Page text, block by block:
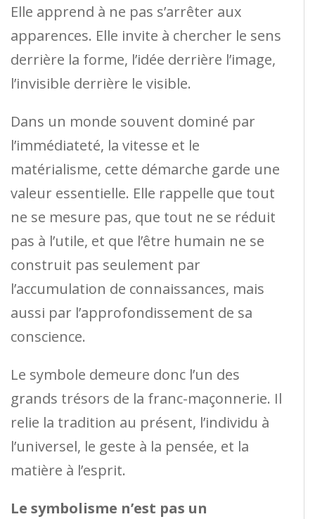
Elle apprend à ne pas s’arrêter aux
apparences. Elle invite à chercher le sens
derrière la forme, l’idée derrière l’image,
l’invisible derrière le visible.
Dans un monde souvent dominé par
l’immédiateté, la vitesse et le
matérialisme, cette démarche garde une
valeur essentielle. Elle rappelle que tout
ne se mesure pas, que tout ne se réduit
pas à l’utile, et que l’être humain ne se
construit pas seulement par
l’accumulation de connaissances, mais
aussi par l’approfondissement de sa
conscience.
Le symbole demeure donc l’un des
grands trésors de la franc-maçonnerie. Il
relie la tradition au présent, l’individu à
l’universel, le geste à la pensée, et la
matière à l’esprit.
Le symbolisme n’est pas un